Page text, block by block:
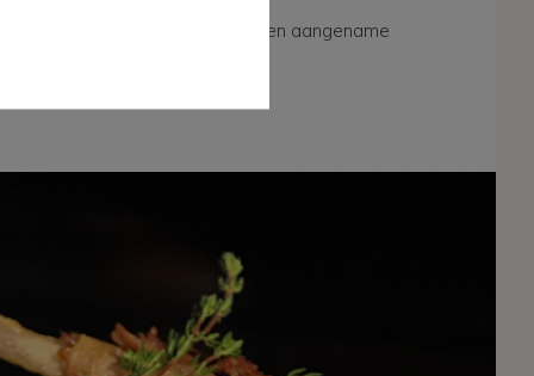
dan biedt het restaurant een aangename